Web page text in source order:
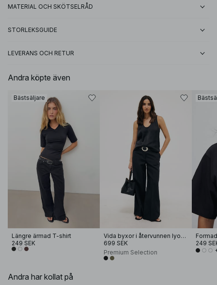
MATERIAL OCH SKÖTSELRÅD
STORLEKSGUIDE
LEVERANS OCH RETUR
Andra köpte även
Bästsäljare
Längre ärmad T-shirt
249 SEK
Vida byxor i återvunnen lyocell med mellanhög midja
699 SEK
Premium Selection
249
Andra har kollat på